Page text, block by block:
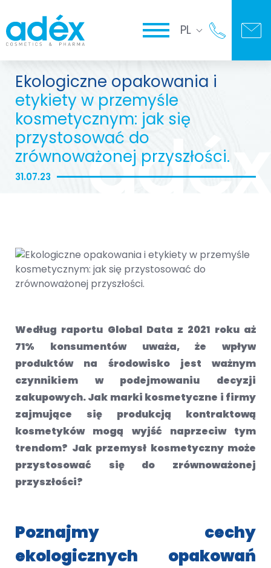
PL
Ekologiczne opakowania i
etykiety w przemyśle
kosmetycznym: jak się
przystosować do
zrównoważonej przyszłości.
31.07.23
Według raportu Global Data z 2021 roku aż
71% konsumentów uważa, że wpływ
produktów na środowisko jest ważnym
czynnikiem w podejmowaniu decyzji
zakupowych. Jak marki kosmetyczne i firmy
zajmujące się produkcją kontraktową
kosmetyków mogą wyjść naprzeciw tym
trendom? Jak przemysł kosmetyczny może
przystosować się do zrównoważonej
przyszłości?
Poznajmy cechy
ekologicznych opakowań